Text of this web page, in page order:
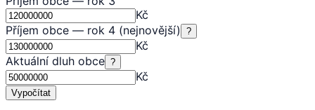
Kč
Příjem obce — rok 4 (nejnovější)
?
Kč
Aktuální dluh obce ?
Kč
Vypočítat